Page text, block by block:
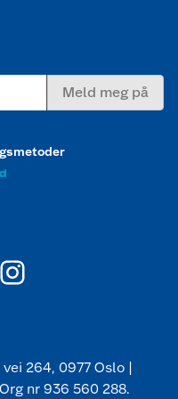
Meld meg på
264, 0977 Oslo |
nr 936 560 288.